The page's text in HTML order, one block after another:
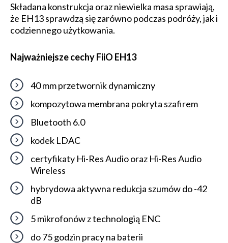
Składana konstrukcja oraz niewielka masa sprawiają,
że EH13 sprawdzą się zarówno podczas podróży, jak i
codziennego użytkowania.
Najważniejsze cechy FiiO EH13
40 mm przetwornik dynamiczny
kompozytowa membrana pokryta szafirem
Bluetooth 6.0
kodek LDAC
certyfikaty Hi-Res Audio oraz Hi-Res Audio
Wireless
hybrydowa aktywna redukcja szumów do -42
dB
5 mikrofonów z technologią ENC
do 75 godzin pracy na baterii